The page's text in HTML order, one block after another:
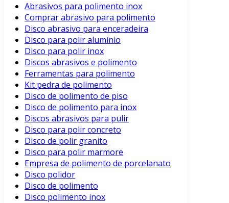
Abrasivos para polimento inox
Comprar abrasivo para polimento
Disco abrasivo para enceradeira
Disco para polir alumínio
Disco para polir inox
Discos abrasivos e polimento
Ferramentas para polimento
Kit pedra de polimento
Disco de polimento de piso
Disco de polimento para inox
Discos abrasivos para pulir
Disco para polir concreto
Disco de polir granito
Disco para polir marmore
Empresa de polimento de porcelanato
Disco polidor
Disco de polimento
Disco polimento inox